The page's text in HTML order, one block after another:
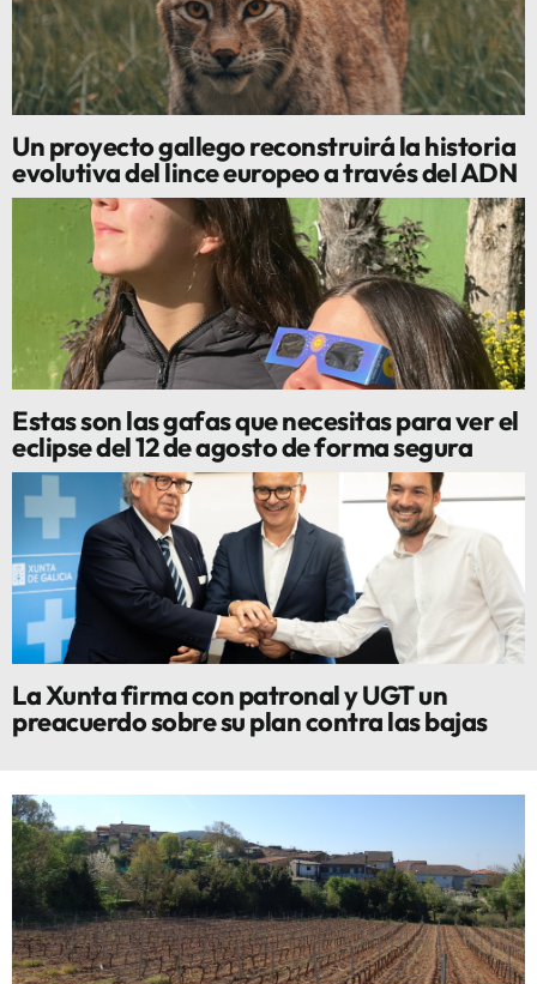
Un proyecto gallego reconstruirá la historia
evolutiva del lince europeo a través del ADN
Estas son las gafas que necesitas para ver el
eclipse del 12 de agosto de forma segura
La Xunta firma con patronal y UGT un
preacuerdo sobre su plan contra las bajas